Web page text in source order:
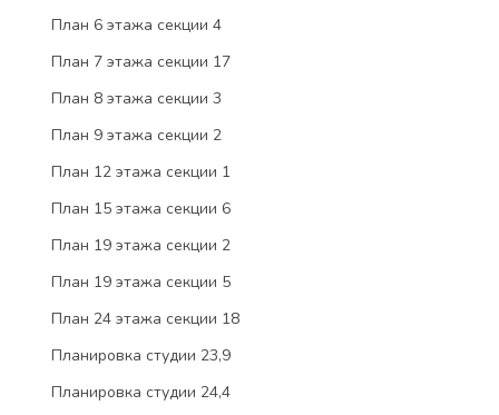
План 6 этажа секции 4
План 7 этажа секции 17
План 8 этажа секции 3
План 9 этажа секции 2
План 12 этажа секции 1
План 15 этажа секции 6
План 19 этажа секции 2
План 19 этажа секции 5
План 24 этажа секции 18
Планировка студии 23,9
Планировка студии 24,4